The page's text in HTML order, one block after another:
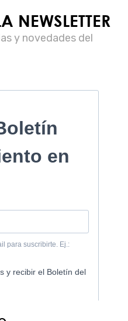
NEWSLETTER
y novedades del